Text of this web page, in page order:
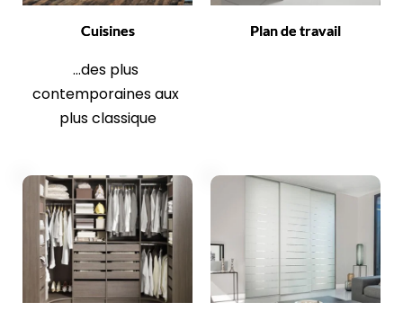
Cuisines
...des plus
contemporaines aux
plus classique
Plan de travail